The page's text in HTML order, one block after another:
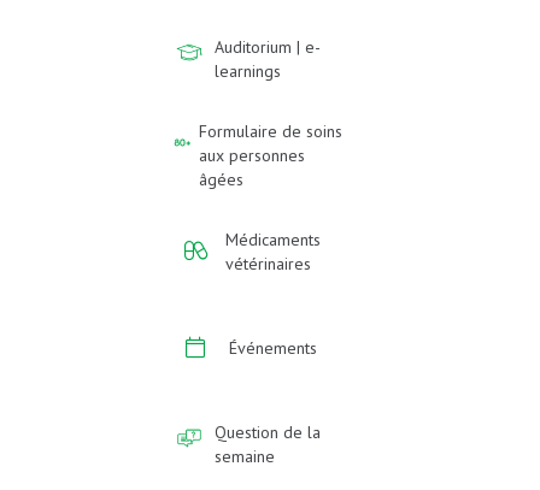
Auditorium | e-
learnings
Formulaire de soins
aux personnes
âgées
Médicaments
vétérinaires
Événements
Question de la
semaine